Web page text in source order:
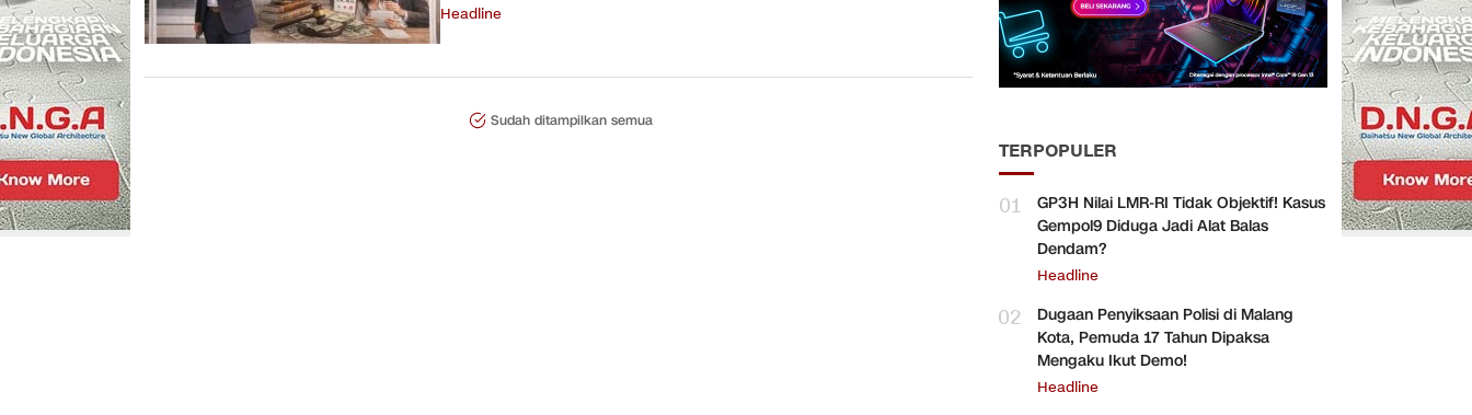
Headline
Sudah ditampilkan semua
TERPOPULER
01
GP3H Nilai LMR-RI Tidak Objektif! Kasus
Gempol9 Diduga Jadi Alat Balas
Dendam?
Headline
02
Dugaan Penyiksaan Polisi di Malang
Kota, Pemuda 17 Tahun Dipaksa
Mengaku Ikut Demo!
Headline